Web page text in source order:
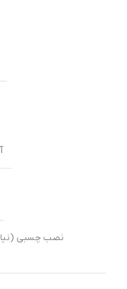
نصب چسبی